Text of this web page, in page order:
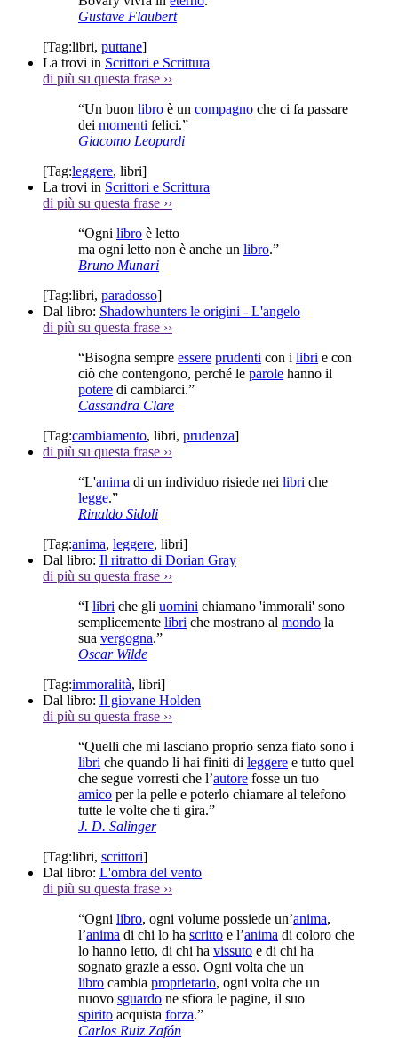
Gustave Flaubert
[Tag:libri, puttane]
La trovi in Scrittori e Scrittura
di più su questa frase ››
“Un buon libro è un compagno che ci fa passare
dei momenti felici.”
Giacomo Leopardi
[Tag:leggere, libri]
La trovi in Scrittori e Scrittura
di più su questa frase ››
“Ogni libro è letto
ma ogni letto non è anche un libro.”
Bruno Munari
[Tag:libri, paradosso]
Dal libro: Shadowhunters le origini - L'angelo
di più su questa frase ››
“Bisogna sempre essere prudenti con i libri e con
ciò che contengono, perché le parole hanno il
potere di cambiarci.”
Cassandra Clare
[Tag:cambiamento, libri, prudenza]
di più su questa frase ››
“L'anima di un individuo risiede nei libri che
legge.”
Rinaldo Sidoli
[Tag:anima, leggere, libri]
Dal libro: Il ritratto di Dorian Gray
di più su questa frase ››
“I libri che gli uomini chiamano 'immorali' sono
semplicemente libri che mostrano al mondo la
sua vergogna.”
Oscar Wilde
[Tag:immoralità, libri]
Dal libro: Il giovane Holden
di più su questa frase ››
“Quelli che mi lasciano proprio senza fiato sono i
libri che quando li hai finiti di leggere e tutto quel
che segue vorresti che l’autore fosse un tuo
amico per la pelle e poterlo chiamare al telefono
tutte le volte che ti gira.”
J. D. Salinger
[Tag:libri, scrittori]
Dal libro: L'ombra del vento
di più su questa frase ››
“Ogni libro, ogni volume possiede un’anima,
l’anima di chi lo ha scritto e l’anima di coloro che
lo hanno letto, di chi ha vissuto e di chi ha
sognato grazie a esso. Ogni volta che un
libro cambia proprietario, ogni volta che un
nuovo sguardo ne sfiora le pagine, il suo
spirito acquista forza.”
Carlos Ruiz Zafón